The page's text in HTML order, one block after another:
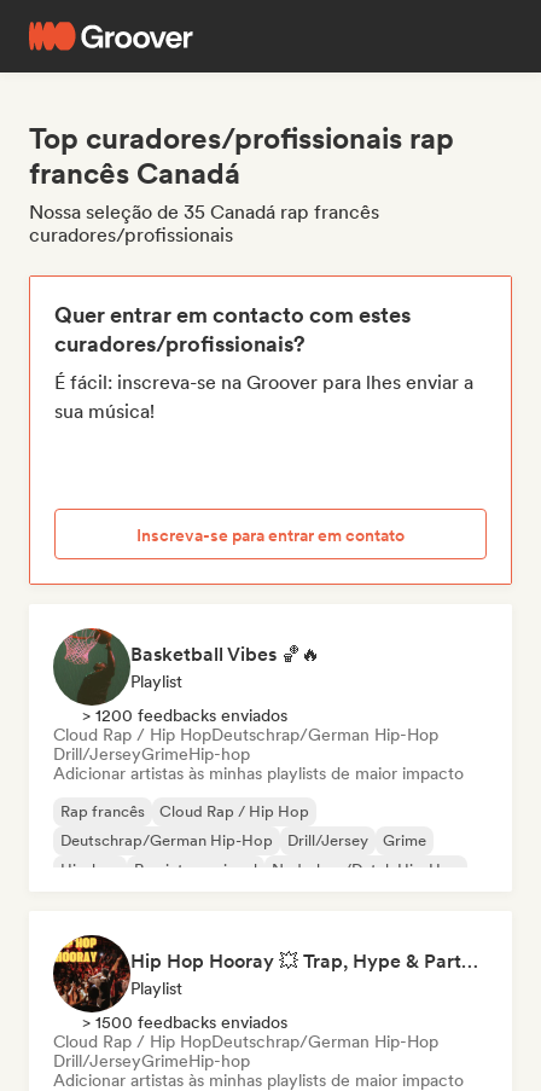
Top curadores/profissionais rap
francês Canadá
Nossa seleção de 35 Canadá rap francês
curadores/profissionais
Quer entrar em contacto com estes
curadores/profissionais?
É fácil: inscreva-se na Groover para lhes enviar a
sua música!
Inscreva-se para entrar em contato
Basketball Vibes 🏀🔥
Playlist
> 1200 feedbacks enviados
Cloud Rap / Hip HopDeutschrap/German Hip-Hop
Drill/JerseyGrimeHip-hop
Adicionar artistas às minhas playlists de maior impacto
Rap francês
Cloud Rap / Hip Hop
Deutschrap/German Hip-Hop
Drill/Jersey
Grime
Hip-hop
Rap internacional Nederhop/Dutch Hip-Hop
Hip Hop Hooray 💥 Trap, Hype & Party Rap Bangers
Playlist
> 1500 feedbacks enviados
Cloud Rap / Hip HopDeutschrap/German Hip-Hop
Drill/JerseyGrimeHip-hop
Adicionar artistas às minhas playlists de maior impacto